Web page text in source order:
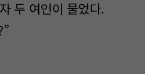
두 여인이 물었다.